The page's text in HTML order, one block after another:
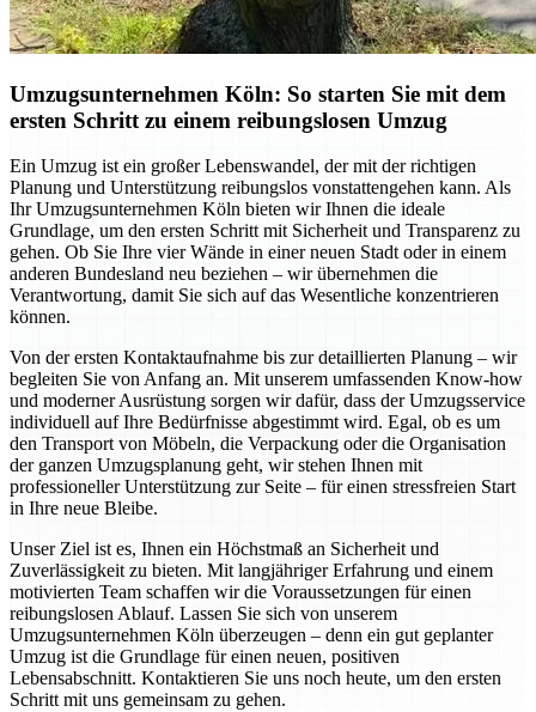
Umzugsunternehmen Köln: So starten Sie mit dem
ersten Schritt zu einem reibungslosen Umzug
Ein Umzug ist ein großer Lebenswandel, der mit der richtigen
Planung und Unterstützung reibungslos vonstattengehen kann. Als
Ihr Umzugsunternehmen Köln bieten wir Ihnen die ideale
Grundlage, um den ersten Schritt mit Sicherheit und Transparenz zu
gehen. Ob Sie Ihre vier Wände in einer neuen Stadt oder in einem
anderen Bundesland neu beziehen – wir übernehmen die
Verantwortung, damit Sie sich auf das Wesentliche konzentrieren
können.
Von der ersten Kontaktaufnahme bis zur detaillierten Planung – wir
begleiten Sie von Anfang an. Mit unserem umfassenden Know-how
und moderner Ausrüstung sorgen wir dafür, dass der Umzugsservice
individuell auf Ihre Bedürfnisse abgestimmt wird. Egal, ob es um
den Transport von Möbeln, die Verpackung oder die Organisation
der ganzen Umzugsplanung geht, wir stehen Ihnen mit
professioneller Unterstützung zur Seite – für einen stressfreien Start
in Ihre neue Bleibe.
Unser Ziel ist es, Ihnen ein Höchstmaß an Sicherheit und
Zuverlässigkeit zu bieten. Mit langjähriger Erfahrung und einem
motivierten Team schaffen wir die Voraussetzungen für einen
reibungslosen Ablauf. Lassen Sie sich von unserem
Umzugsunternehmen Köln überzeugen – denn ein gut geplanter
Umzug ist die Grundlage für einen neuen, positiven
Lebensabschnitt. Kontaktieren Sie uns noch heute, um den ersten
Schritt mit uns gemeinsam zu gehen.